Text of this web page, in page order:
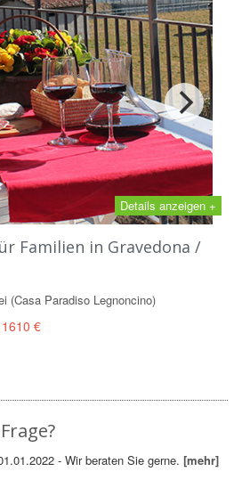
Details anzeigen +
Familien in Gravedona /
(Casa Paradiso Legnoncino)
€
- Wir beraten Sie gerne.[mehr]